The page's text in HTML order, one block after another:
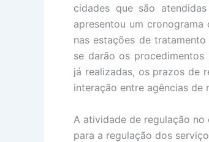
cidades que são
apresentou um
nas estações de
se darão os
já realizadas, os prazos de
interação entre agências de
A atividade de regulação no
para a regulação dos